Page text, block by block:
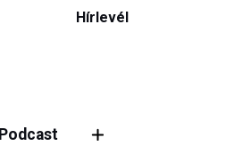
Hírlevél
Podcast